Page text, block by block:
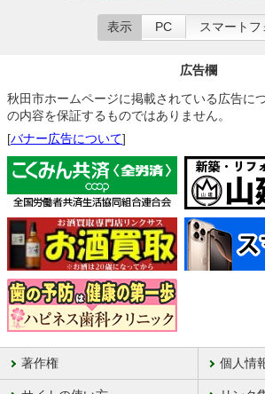
表示 PC スマートフ
広告欄
秋田市ホームページに掲載されている広告に
の内容を保証するものではありません。
[バナー広告について]
著作権 個人情